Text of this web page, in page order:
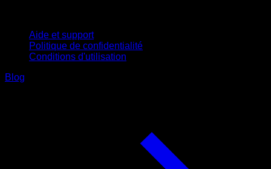
Aide et support
Politique de confidentialité
Conditions d'utilisation
Blog